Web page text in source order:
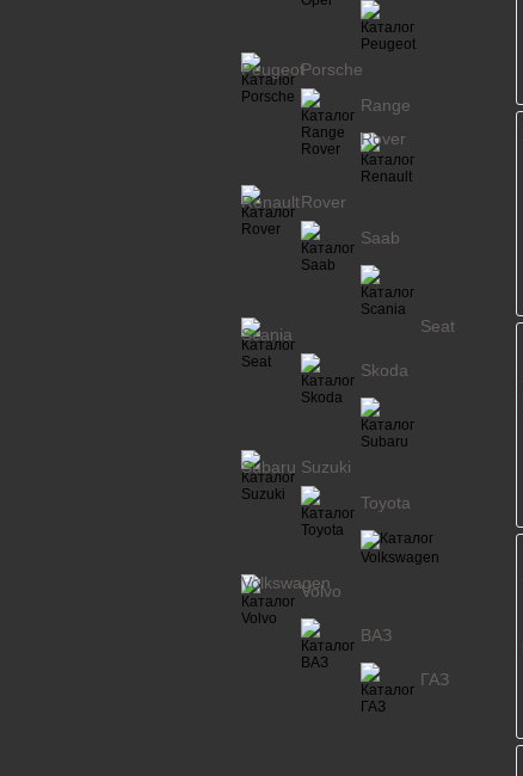
PeugeotPorsche
Range
Rover
RenaultRover
Saab
Scania Seat
Skoda
Subaru Suzuki
Toyota
Volkswagen
Volvo
ВАЗ
ГАЗ